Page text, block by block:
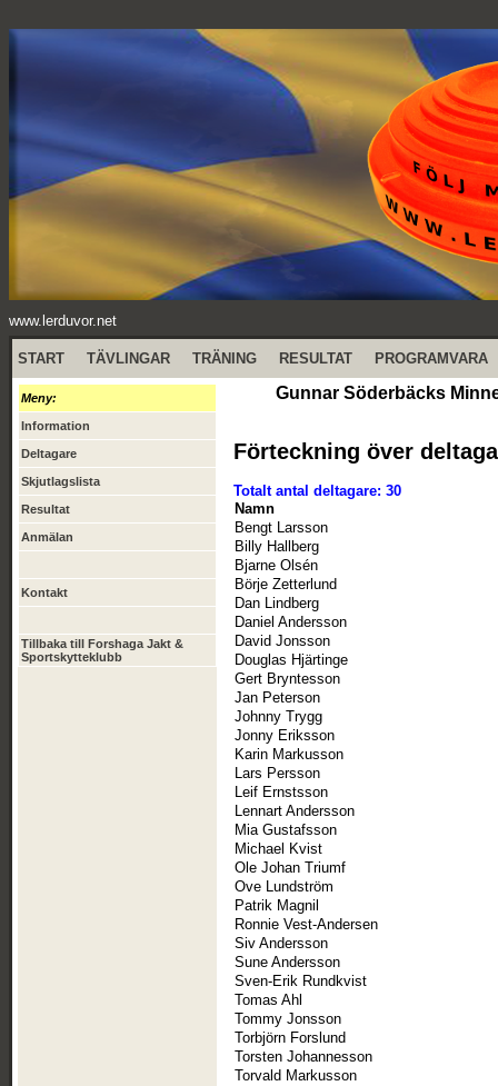
www.lerduvor.net
START TÄVLINGAR TRÄNING RESULTAT PROGRAMVARA
Meny:
Information
Deltagare
Skjutlagslista
Resultat
Anmälan
Kontakt
Tillbaka till Forshaga Jakt &
Sportskytteklubb
Gunnar Söderbäcks
Förteckning över
Totalt antal deltagare: 30
Namn
Bengt Larsson
Billy Hallberg
Bjarne Olsén
Börje Zetterlund
Dan Lindberg
Daniel Andersson
David Jonsson
Douglas Hjärtinge
Gert Bryntesson
Jan Peterson
Johnny Trygg
Jonny Eriksson
Karin Markusson
Lars Persson
Leif Ernstsson
Lennart Andersson
Mia Gustafsson
Michael Kvist
Ole Johan Triumf
Ove Lundström
Patrik Magnil
Ronnie Vest-Andersen
Siv Andersson
Sune Andersson
Sven-Erik Rundkvist
Tomas Ahl
Tommy Jonsson
Torbjörn Forslund
Torsten Johannesson
Torvald Markusson